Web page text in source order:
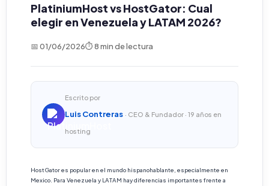
PlatiniumHost vs HostGator: Cual
elegir en Venezuela y LATAM 2026?
📅 01/06/2026⏱ 8 min de lectura
Escrito por
Luis Contreras · CEO & Fundador · 19 años en
hosting
HostGator es popular en el mundo hispanohablante, especialmente en
Mexico. Para Venezuela y LATAM hay diferencias importantes frente a